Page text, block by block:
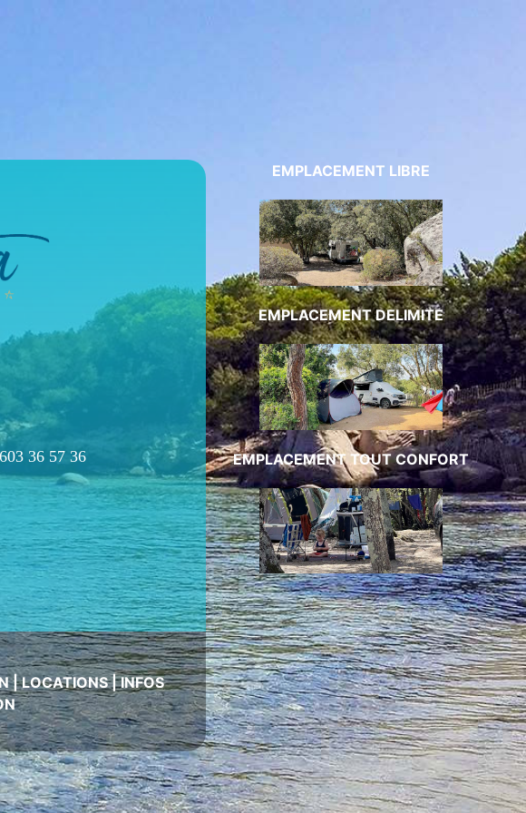
36 57 36
EMPLACEMENT LIBRE
EMPLACEMENT DELIMITE
EMPLACEMENT TOUT CONFORT
|LOCATIONS|INFOS